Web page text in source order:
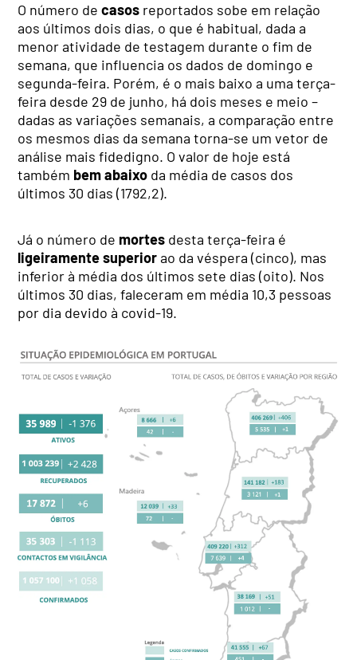
O número decasos reportados sobe em relação
aos últimos dois dias, o que é habitual, dada a
menor atividade de testagem durante o fim de
semana, que influencia os dados de domingo e
segunda-feira. Porém, é o mais baixo a uma terça-
feira desde 29 de junho, há dois meses e meio –
dadas as variações semanais, a comparação entre
os mesmos dias da semana torna-se um vetor de
análise mais fidedigno. O valor de hoje está
também bem abaixo da média de casos dos
últimos 30 dias (1792,2).
Já o número de mortes desta terça-feira é
ligeiramente superiorao da véspera (cinco), mas
inferior à média dos últimos sete dias (oito). Nos
últimos 30 dias, faleceram em média 10,3 pessoas
por dia devido à covid-19.